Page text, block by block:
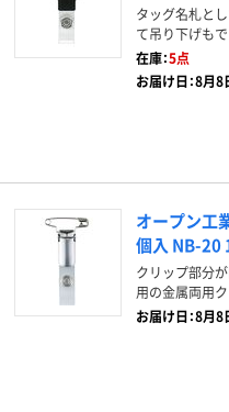
タッグ名札と
て吊り下げもで
在庫：5点
お届け日：8月8
オープン
個入 NB-20
クリップ部分
用の金属両用
お届け日：8月8